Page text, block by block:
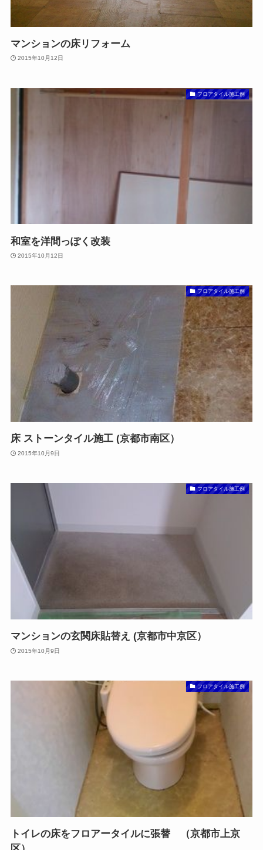
マンションの床リフォーム
2015年10月12日
フロアタイル施工例
和室を洋間っぽく改装
2015年10月12日
フロアタイル施工例
床 ストーンタイル施工 (京都市南区）
2015年10月9日
フロアタイル施工例
マンションの玄関床貼替え (京都市中京区）
2015年10月9日
フロアタイル施工例
トイレの床をフロアータイルに張替 （京都市上京